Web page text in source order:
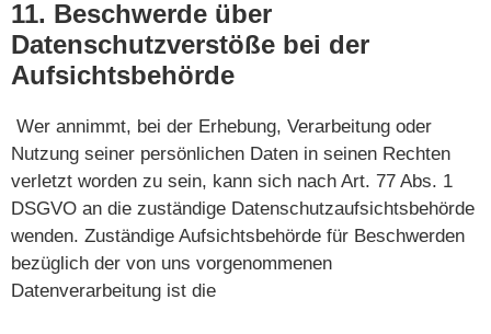
11. Beschwerde über
Datenschutzverstöße bei der
Aufsichtsbehörde
Wer annimmt, bei der Erhebung, Verarbeitung oder
Nutzung seiner persönlichen Daten in seinen Rechten
verletzt worden zu sein, kann sich nach Art. 77 Abs. 1
DSGVO an die zuständige Datenschutzaufsichtsbehörde
wenden. Zuständige Aufsichtsbehörde für Beschwerden
bezüglich der von uns vorgenommenen
Datenverarbeitung ist die